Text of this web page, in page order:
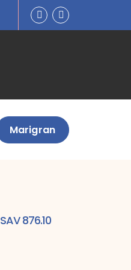
Marigran
SAV 876.10